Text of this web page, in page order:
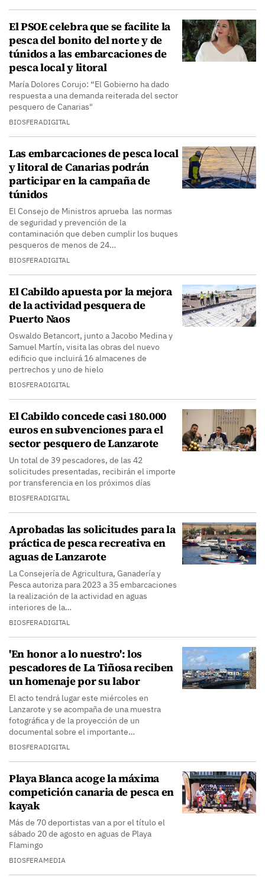
El PSOE celebra que se facilite la
pesca del bonito del norte y de
túnidos a las embarcaciones de
pesca local y litoral
María Dolores Corujo: “El Gobierno ha dado
respuesta a una demanda reiterada del sector
pesquero de Canarias"
BIOSFERADIGITAL
Las embarcaciones de pesca local
y litoral de Canarias podrán
participar en la campaña de
túnidos
El Consejo de Ministros aprueba las normas
de seguridad y prevención de la
contaminación que deben cumplir los buques
pesqueros de menos de 24…
BIOSFERADIGITAL
El Cabildo apuesta por la mejora
de la actividad pesquera de
Puerto Naos
Oswaldo Betancort, junto a Jacobo Medina y
Samuel Martín, visita las obras del nuevo
edificio que incluirá 16 almacenes de
pertrechos y uno de hielo
BIOSFERADIGITAL
El Cabildo concede casi 180.000
euros en subvenciones para el
sector pesquero de Lanzarote
Un total de 39 pescadores, de las 42
solicitudes presentadas, recibirán el importe
por transferencia en los próximos días
BIOSFERADIGITAL
Aprobadas las solicitudes para la
práctica de pesca recreativa en
aguas de Lanzarote
La Consejería de Agricultura, Ganadería y
Pesca autoriza para 2023 a 35 embarcaciones
la realización de la actividad en aguas
interiores de la…
BIOSFERADIGITAL
'En honor a lo nuestro': los
pescadores de La Tiñosa reciben
un homenaje por su labor
El acto tendrá lugar este miércoles en
Lanzarote y se acompaña de una muestra
fotográfica y de la proyección de un
documental sobre el importante…
BIOSFERADIGITAL
Playa Blanca acoge la máxima
competición canaria de pesca en
kayak
Más de 70 deportistas van a por el título el
sábado 20 de agosto en aguas de Playa
Flamingo
BIOSFERAMEDIA